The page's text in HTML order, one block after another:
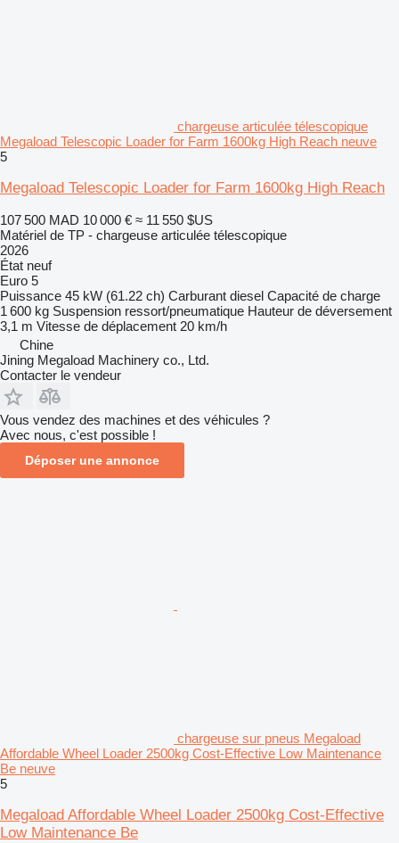
chargeuse articulée télescopique
Megaload Telescopic Loader for Farm 1600kg High Reach neuve
5
Megaload Telescopic Loader for Farm 1600kg High Reach
107 500 MAD 10 000 € ≈ 11 550 $US
Matériel de TP - chargeuse articulée télescopique
2026
État neuf
Euro 5
Puissance 45 kW (61.22 ch) Carburant diesel Capacité de charge
1 600 kg Suspension ressort/pneumatique Hauteur de déversement
3,1 m Vitesse de déplacement 20 km/h
Chine
Jining Megaload Machinery co., Ltd.
Contacter le vendeur
Vous vendez des machines et des véhicules ?
Avec nous, c'est possible !
Déposer une annonce
chargeuse sur pneus Megaload
Affordable Wheel Loader 2500kg Cost-Effective Low Maintenance
Be neuve
5
Megaload Affordable Wheel Loader 2500kg Cost-Effective
Low Maintenance Be